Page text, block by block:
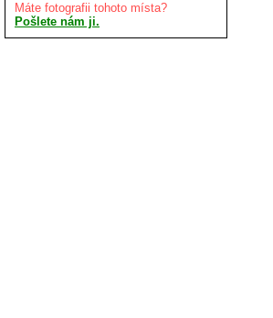
Máte fotografii tohoto místa?
Pošlete nám ji.